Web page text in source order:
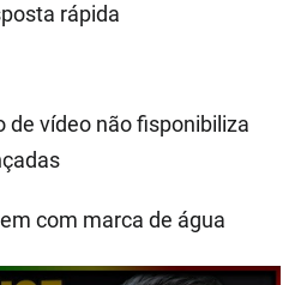
rápida
de vídeo não fisponibiliza
com marca de água